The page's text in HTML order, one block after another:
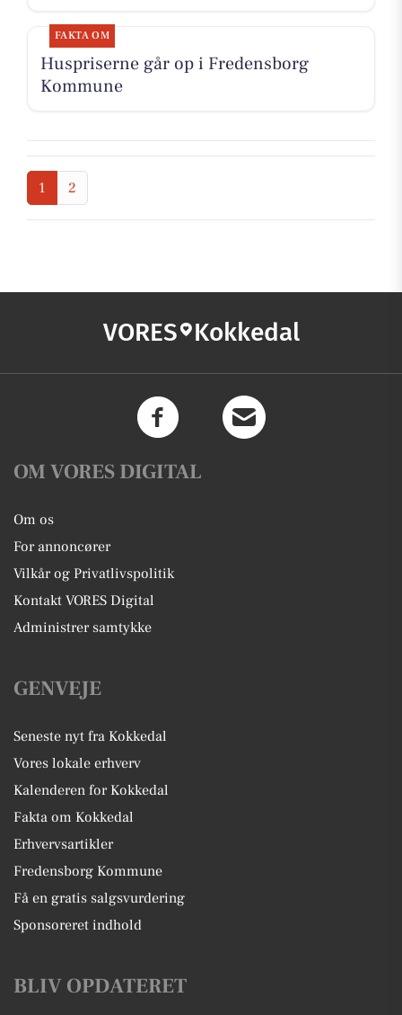
FAKTA OM
Huspriserne går op i Fredensborg
Kommune
1 2
VORES Kokkedal
OM VORES DIGITAL
Om os
For annoncører
Vilkår og Privatlivspolitik
Kontakt VORES Digital
Administrer samtykke
GENVEJE
Seneste nyt fra Kokkedal
Vores lokale erhverv
Kalenderen for Kokkedal
Fakta om Kokkedal
Erhvervsartikler
Fredensborg Kommune
Få en gratis salgsvurdering
Sponsoreret indhold
BLIV OPDATERET